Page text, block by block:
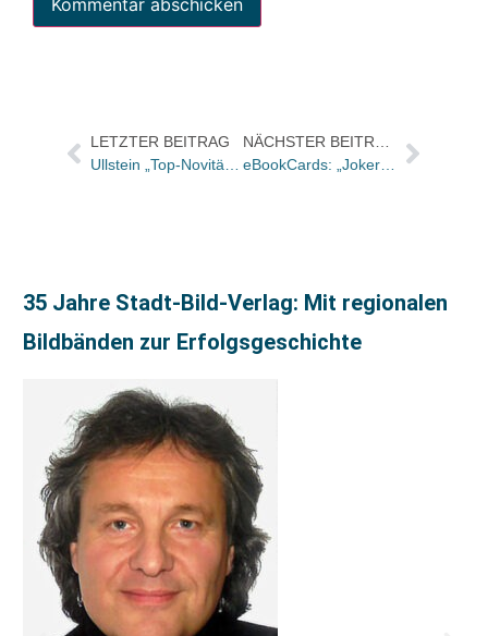
LETZTER BEITRAG
35 Jahre Stadt-Bild-Verlag: Mit regionalen
Bildbänden zur Erfolgsgeschichte